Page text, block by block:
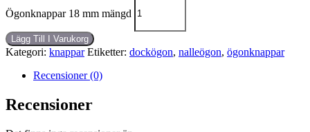
Ögonknappar 18 mm mängd
Lägg Till I Varukorg
Kategori: knappar Etiketter: dockögon, nalleögon, ögonknappar
Recensioner (0)
Recensioner